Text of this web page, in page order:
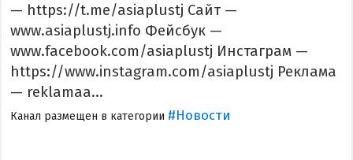
— https://t.me/asiaplustj Сайт —
www.asiaplustj.info Фейсбук —
www.facebook.com/asiaplustj Инстаграм —
https://www.instagram.com/asiaplustj Реклама
— reklamaa...
Канал размещен в категории #Новости